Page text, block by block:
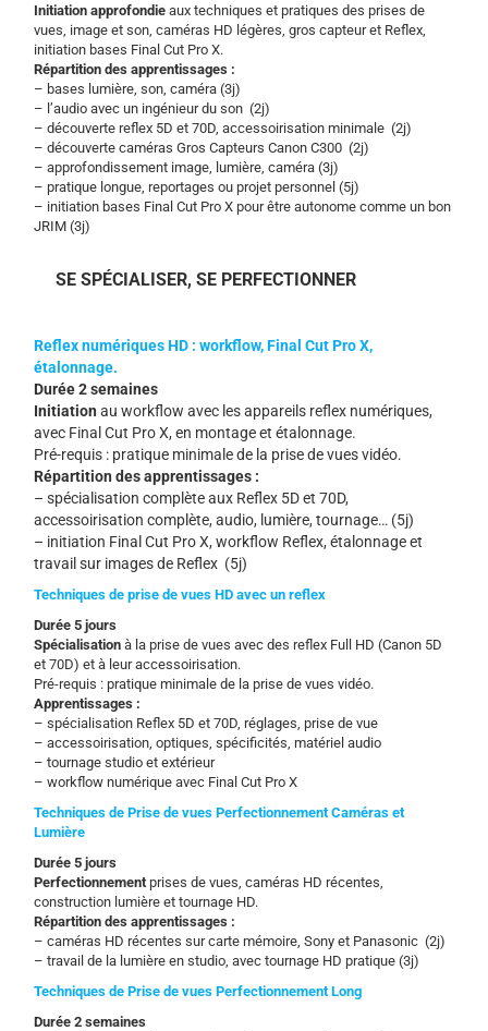
Initiation approfondie aux techniques et pratiques des prises de
vues, image et son, caméras HD légères, gros capteur et Reflex,
initiation bases Final Cut Pro X.
Répartition des apprentissages :
– bases lumière, son, caméra (3j)
– l’audio avec un ingénieur du son (2j)
– découverte reflex 5D et 70D, accessoirisation minimale (2j)
– découverte caméras Gros Capteurs Canon C300 (2j)
– approfondissement image, lumière, caméra (3j)
– pratique longue, reportages ou projet personnel (5j)
– initiation bases Final Cut Pro X pour être autonome comme un bon
JRIM (3j)
SE SPÉCIALISER, SE PERFECTIONNER
Reflex numériques HD : workflow, Final Cut Pro X,
étalonnage.
Durée 2 semaines
Initiation au workflow avec les appareils reflex numériques,
avec Final Cut Pro X, en montage et étalonnage.
Pré-requis : pratique minimale de la prise de vues vidéo.
Répartition des apprentissages :
– spécialisation complète aux Reflex 5D et 70D,
accessoirisation complète, audio, lumière, tournage… (5j)
– initiation Final Cut Pro X, workflow Reflex, étalonnage et
travail sur images de Reflex (5j)
Techniques de prise de vues HD avec un reflex
Durée 5 jours
Spécialisation à la prise de vues avec des reflex Full HD (Canon 5D
et 70D) et à leur accessoirisation.
Pré-requis : pratique minimale de la prise de vues vidéo.
Apprentissages :
– spécialisation Reflex 5D et 70D, réglages, prise de vue
– accessoirisation, optiques, spécificités, matériel audio
– tournage studio et extérieur
– workflow numérique avec Final Cut Pro X
Techniques de Prise de vues Perfectionnement Caméras et
Lumière
Durée 5 jours
Perfectionnement prises de vues, caméras HD récentes,
construction lumière et tournage HD.
Répartition des apprentissages :
– caméras HD récentes sur carte mémoire, Sony et Panasonic (2j)
– travail de la lumière en studio, avec tournage HD pratique (3j)
Techniques de Prise de vues Perfectionnement Long
Durée 2 semaines